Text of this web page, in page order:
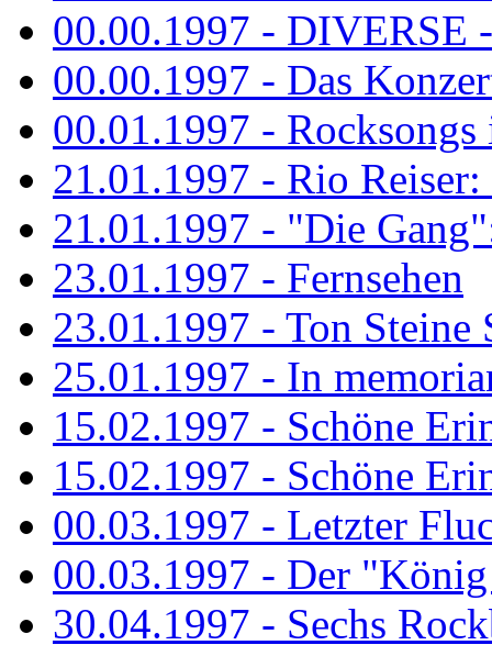
00.00.1997 - DIVERSE
00.00.1997 - Das
00.01.1997 -
21.01.1997 - Rio
21.01.1997 - "Die
23.01.1997 - Fernsehen
23.01.1997 - Ton Steine
25.01.1997 - In
15.02.1997 - Schöne
15.02.1997 - Schöne
00.03.1997 - Letzter
00.03.1997 - Der
30.04.1997 - Sechs